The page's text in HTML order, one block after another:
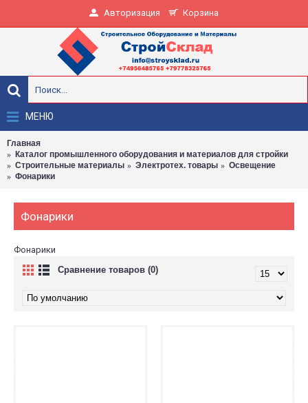
Авторизация Корзина
МЕНЮ
Главная
Каталог промышленного оборудования и материалов для стройки
Строительные материалы
Электротех. товары
Освещение
Фонарики
Фонарики
Фонарики
Сравнение товаров (0)